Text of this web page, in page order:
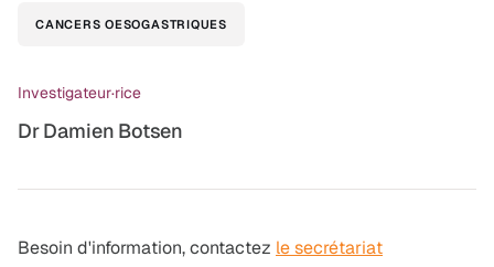
CANCERS OESOGASTRIQUES
Investigateur·rice
Dr Damien Botsen
Besoin d'information, contactez le secrétariat